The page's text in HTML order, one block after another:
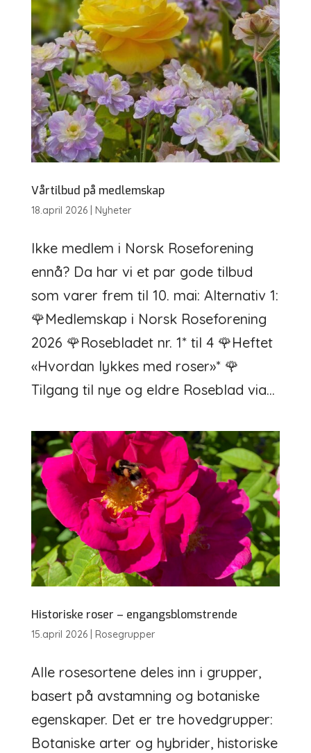
Vårtilbud på medlemskap
18.april 2026| Nyheter
Ikke medlem i Norsk Roseforening
ennå? Da har vi et par gode tilbud
som varer frem til 10. mai: Alternativ 1:
🌹Medlemskap i Norsk Roseforening
2026 🌹Rosebladet nr. 1* til 4 🌹Heftet
«Hvordan lykkes med roser»* 🌹
Tilgang til nye og eldre Roseblad via...
Historiske roser – engangsblomstrende
15.april 2026| Rosegrupper
Alle rosesortene deles inn i grupper,
basert på avstamning og botaniske
egenskaper. Det er tre hovedgrupper:
Botaniske arter og hybrider, historiske